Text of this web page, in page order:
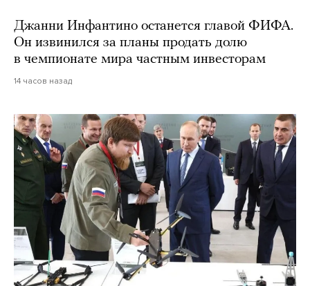
Джанни Инфантино останется главой ФИФА.
Он извинился за планы продать долю
в чемпионате мира частным инвесторам
14 часов назад